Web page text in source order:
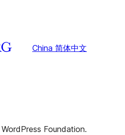
China 简体中文
Foundation.